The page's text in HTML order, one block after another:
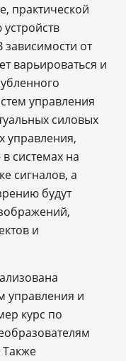
практической
зависимости от
варьироваться и
управления
силовых
управления,
системах на
сигналов, а
будут
и
управления и
курс по
Также